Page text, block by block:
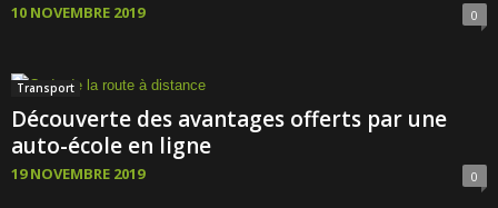
10 NOVEMBRE 2019 0
Transport
Découverte des avantages offerts par une
auto-école en ligne
19 NOVEMBRE 2019 0